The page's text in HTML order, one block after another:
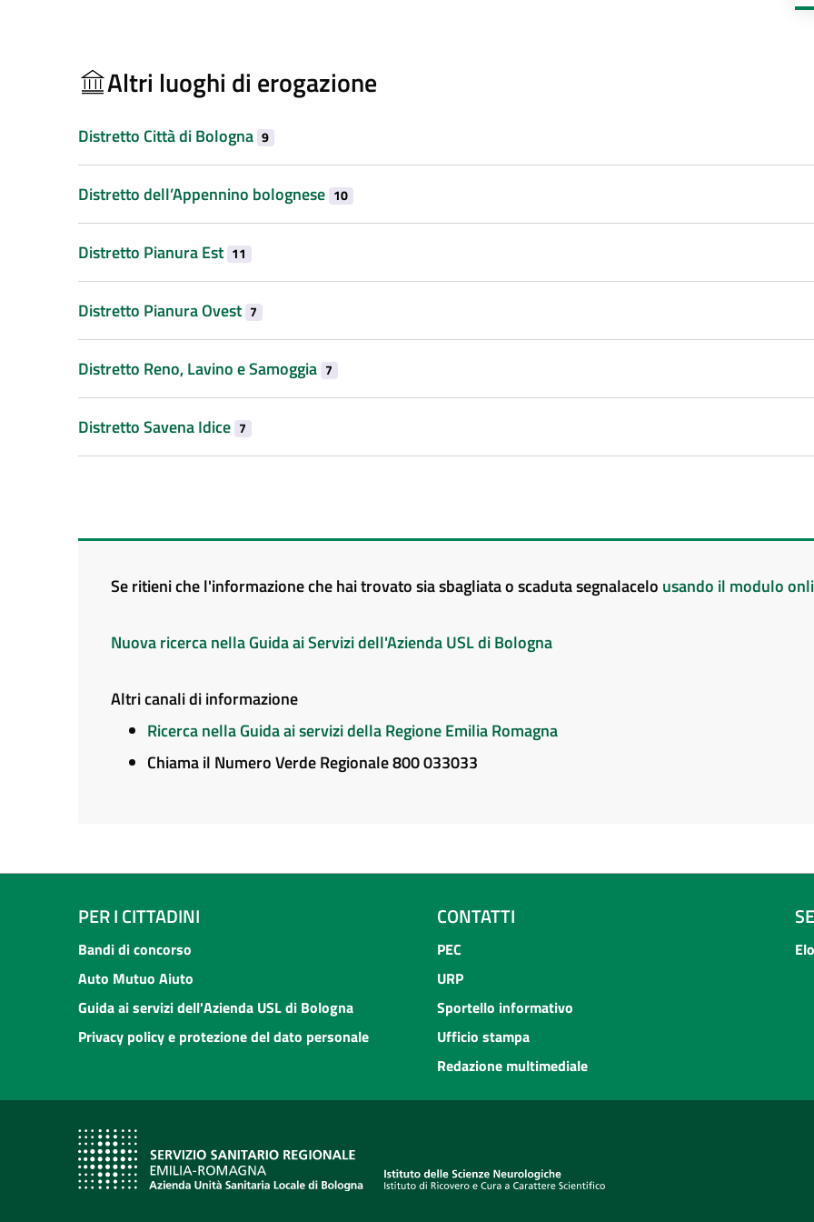
Altri luoghi di erogazione
Distretto Città di Bologna 9
Distretto dell’Appennino bolognese 10
Distretto Pianura Est 11
Distretto Pianura Ovest 7
Distretto Reno, Lavino e Samoggia 7
Distretto Savena Idice 7
Se ritieni che l'informazione che hai trovato sia sbagliata o scaduta segnalacelo usando il modulo
Nuova ricerca nella Guida ai Servizi dell'Azienda USL di Bologna
Altri canali di informazione
Ricerca nella Guida ai servizi della Regione Emilia Romagna
Chiama il Numero Verde Regionale 800 033033
PER I CITTADINI
Bandi di concorso
Auto Mutuo Aiuto
Guida ai servizi dell'Azienda USL di Bologna
Privacy policy e protezione del dato personale
CONTATTI
PEC
URP
Sportello informativo
Ufficio stampa
Redazione multimediale